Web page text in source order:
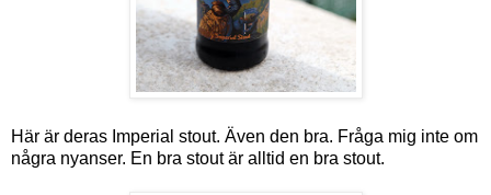
Här är deras Imperial stout. Även den bra. Fråga mig inte om
några nyanser. En bra stout är alltid en bra stout.